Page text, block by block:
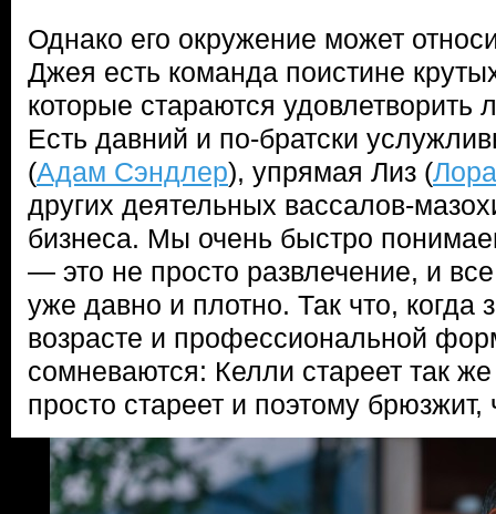
Однако его окружение может
Джея есть команда поистине
которые стараются удовлетворить
Есть давний и по-братски
(Адам Сэндлер), упрямая Лиз (
других деятельных вассалов-
бизнеса. Мы очень быстро
— это не просто развлечение, и
уже давно и плотно. Так что, когда
возрасте и профессиональной
сомневаются: Келли стареет так
просто стареет и поэтому брюзжит,